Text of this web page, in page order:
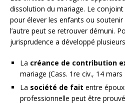
dissolution du mariage. Le
pour élever les enfants ou soutenir
l’autre peut se retrouver démuni.
jurisprudence a développé
La créance de contribution
mariage (Cass. 1re civ., 14 mars
La société de fait entre
professionnelle peut être